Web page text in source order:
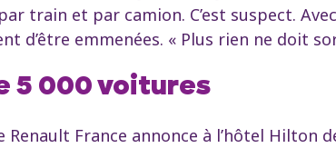
train et par camion. C’est suspect.
d’être emmenées. « Plus rien ne doit
5 000 voitures
Renault France annonce à l’hôtel Hilton